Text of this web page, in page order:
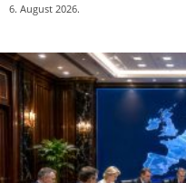
6. August 2026.